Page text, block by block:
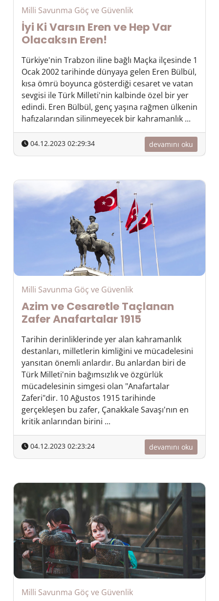
Milli Savunma Göç ve Güvenlik
İyi Ki Varsın Eren ve Hep Var
Olacaksın Eren!
Türkiye'nin Trabzon iline bağlı Maçka ilçesinde 1
Ocak 2002 tarihinde dünyaya gelen Eren Bülbül,
kısa ömrü boyunca gösterdiği cesaret ve vatan
sevgisi ile Türk Milleti'nin kalbinde özel bir yer
edindi. Eren Bülbül, genç yaşına rağmen ülkenin
hafızalarından silinmeyecek bir kahramanlık ...
04.12.2023 02:29:34 devamını oku
Milli Savunma Göç ve Güvenlik
Azim ve Cesaretle Taçlanan
Zafer Anafartalar 1915
Tarihin derinliklerinde yer alan kahramanlık
destanları, milletlerin kimliğini ve mücadelesini
yansıtan önemli anlardır. Bu anlardan biri de
Türk Milleti'nin bağımsızlık ve özgürlük
mücadelesinin simgesi olan "Anafartalar
Zaferi"dir. 10 Ağustos 1915 tarihinde
gerçekleşen bu zafer, Çanakkale Savaşı'nın en
kritik anlarından birini ...
04.12.2023 02:23:24 devamını oku
Milli Savunma Göç ve Güvenlik